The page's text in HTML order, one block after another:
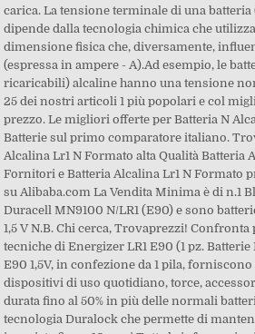
carica. La tensione terminale di una batteria
dipende dalla tecnologia chimica che
dimensione fisica che, diversamente,
(espressa in ampere - A).Ad esempio, le
ricaricabili) alcaline hanno una tensione
25 dei nostri articoli 1 più popolari e col
prezzo. Le migliori offerte per Batteria N
Batterie sul primo comparatore italiano.
Alcalina Lr1 N Formato alta Qualità Batteria
Fornitori e Batteria Alcalina Lr1 N Formato
su Alibaba.com La Vendita Minima è di n.1
Duracell MN9100 N/LR1 (E90) e sono
1,5 V N.B. Chi cerca, Trovaprezzi!
tecniche di Energizer LR1 E90 (1 pz.
E90 1,5V, in confezione da 1 pila,
dispositivi di uso quotidiano, torce,
durata fino al 50% in più delle normali
tecnologia Duralock che permette di